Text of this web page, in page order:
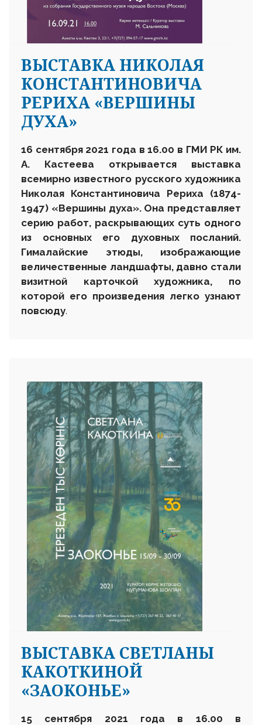
ВЫСТАВКА НИКОЛАЯ
КОНСТАНТИНОВИЧА
РЕРИХА «ВЕРШИНЫ
ДУХА»
16 сентября 2021 года в 16.00 в ГМИ РК им.
А. Кастеева открывается выставка
всемирно известного русского художника
Николая Константиновича Рериха (1874-
1947) «Вершины духа». Она представляет
серию работ, раскрывающих суть одного
из основных его духовных посланий.
Гималайские этюды, изображающие
величественные ландшафты, давно стали
визитной карточкой художника, по
которой его произведения легко узнают
повсюду.
ВЫСТАВКА СВЕТЛАНЫ
КАКОТКИНОЙ
«ЗАОКОНЬЕ»
15 сентября 2021 года в 16.00 в